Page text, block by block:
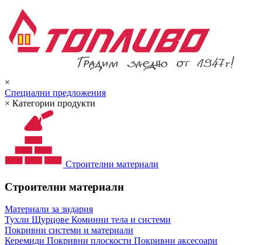
×
Специални предложения
× Категории продукти
Строителни материали
Строителни материали
Материали за зидария
Тухли Щурцове Коминни тела и системи
Покривни системи и материали
Керемиди Покривни плоскости Покривни аксесоари